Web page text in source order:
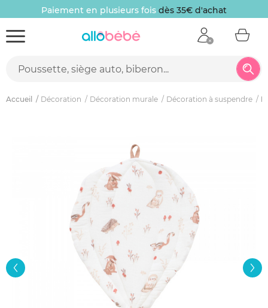
Paiement en plusieurs fois dès 35€ d'achat
Accueil Décoration Décoration murale Décoration à suspendre